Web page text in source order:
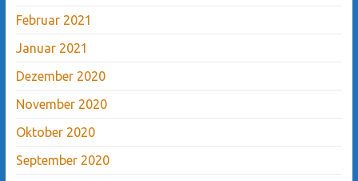
Februar 2021
Januar 2021
Dezember 2020
November 2020
Oktober 2020
September 2020